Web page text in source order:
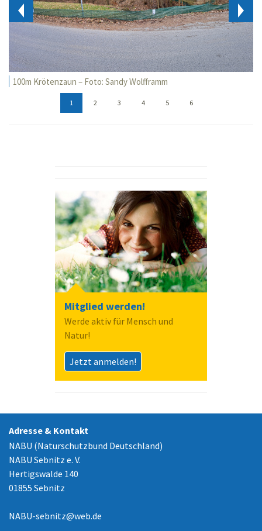
100m Krötenzaun – Foto: Sandy Wolfframm
1 2 3 4 5 6
Mitglied werden!
Werde aktiv für Mensch und
Natur!
Jetzt anmelden!
Adresse & Kontakt
NABU (Naturschutzbund Deutschland)
NABU Sebnitz e. V.
Hertigswalde 140
01855 Sebnitz
NABU-sebnitz@web.de